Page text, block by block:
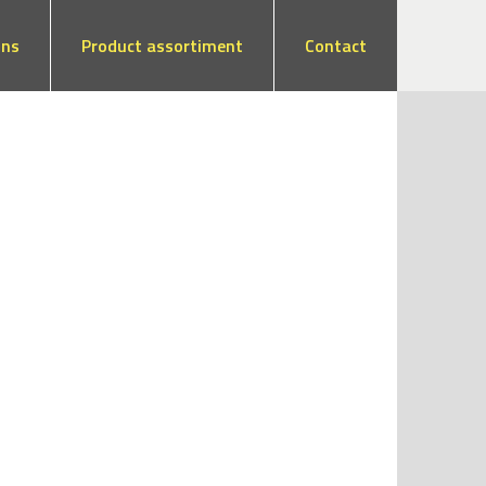
Product assortiment Contact